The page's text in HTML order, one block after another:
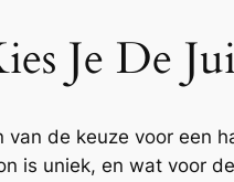
Je De
van de keuze voor een
is uniek, en wat voor